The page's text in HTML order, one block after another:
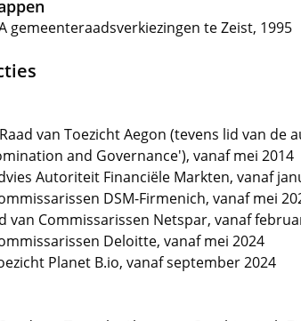
gemeenteraadsverkiezingen te Zeist, 1995
van Toezicht Aegon (tevens lid van de
and Governance'), vanaf mei 2014
Autoriteit Financiële Markten, vanaf
DSM-Firmenich, vanaf mei
van Commissarissen Netspar, vanaf
Deloitte, vanaf mei 2024
Planet B.io, vanaf september 2024